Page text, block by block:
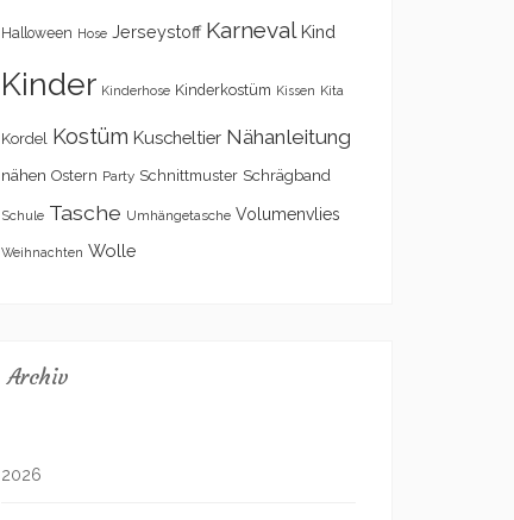
Halloween Hose Jerseystoff Karneval Kind
Kinder Kinderhose Kinderkostüm Kissen Kita
Kordel Kostüm Kuscheltier Nähanleitung
nähen Ostern Party Schnittmuster Schrägband
Schule Tasche Umhängetasche Volumenvlies
Weihnachten Wolle
Archiv
2026